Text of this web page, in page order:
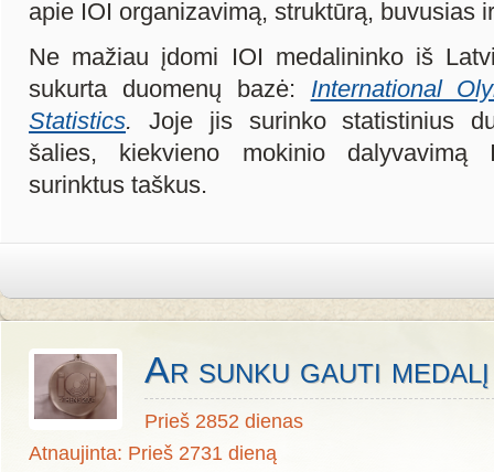
apie IOI organizavimą, struktūrą, buvusias
Ne mažiau įdomi IOI medalininko iš
sukurta duomenų bazė: International
Statistics. Joje jis surinko statistinius
šalies, kiekvieno mokinio dalyvavimą
surinktus taškus.
Ar sunku gauti
Prieš 2852 dienas
Atnaujinta: Prieš 2731 dieną